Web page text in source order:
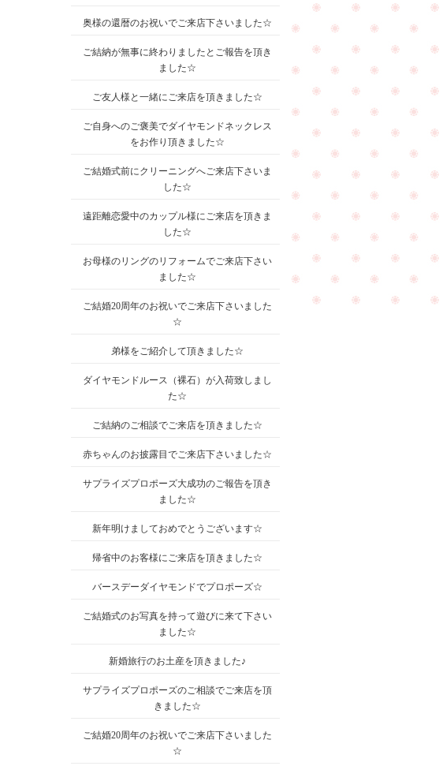
奥様の還暦のお祝いでご来店下さいました☆
ご結納が無事に終わりましたとご報告を頂き
ました☆
ご友人様と一緒にご来店を頂きました☆
ご自身へのご褒美でダイヤモンドネックレス
をお作り頂きました☆
ご結婚式前にクリーニングへご来店下さいま
した☆
遠距離恋愛中のカップル様にご来店を頂きま
した☆
お母様のリングのリフォームでご来店下さい
ました☆
ご結婚20周年のお祝いでご来店下さいました
☆
弟様をご紹介して頂きました☆
ダイヤモンドルース（裸石）が入荷致しまし
た☆
ご結納のご相談でご来店を頂きました☆
赤ちゃんのお披露目でご来店下さいました☆
サプライズプロポーズ大成功のご報告を頂き
ました☆
新年明けましておめでとうございます☆
帰省中のお客様にご来店を頂きました☆
バースデーダイヤモンドでプロポーズ☆
ご結婚式のお写真を持って遊びに来て下さい
ました☆
新婚旅行のお土産を頂きました♪
サプライズプロポーズのご相談でご来店を頂
きました☆
ご結婚20周年のお祝いでご来店下さいました
☆